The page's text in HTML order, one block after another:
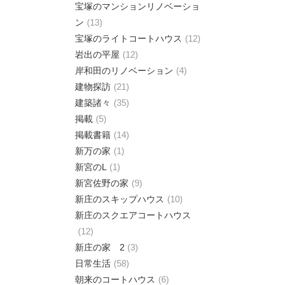
宝塚のマンションリノベーショ
ン
13
宝塚のライトコートハウス
12
岩出の平屋
12
岸和田のリノベーション
4
建物探訪
21
建築諸々
35
掲載
5
掲載書籍
14
新万の家
1
新宮のL
1
新宮佐野の家
9
新庄のスキップハウス
10
新庄のスクエアコートハウス
12
新庄の家 2 3
日常生活
58
朝来のコートハウス
6